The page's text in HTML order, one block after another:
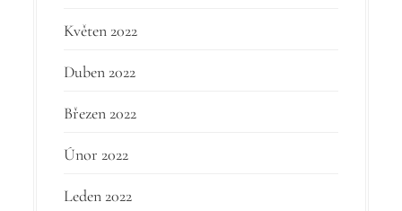
Květen 2022
Duben 2022
Březen 2022
Únor 2022
Leden 2022